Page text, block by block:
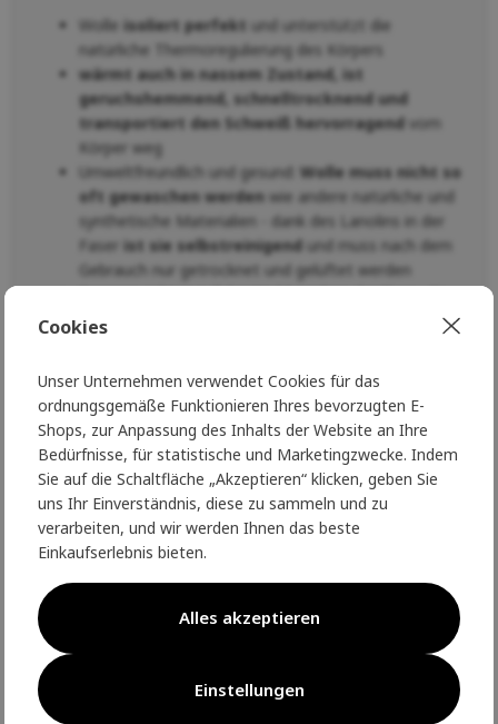
Wolle isoliert perfekt und unterstützt die
natürliche Thermoregulierung des Körpers
wärmt auch in nassem Zustand, ist
geruchshemmend, schnelltrocknend und
transportiert den Schweiß hervorragend vom
Körper weg
Umweltfreundlich und gesund: Wolle muss nicht so
oft gewaschen werden wie andere natürliche und
synthetische Materialien - dank des Lanolins in der
Faser ist sie selbstreinigend und muss nach dem
Gebrauch nur getrocknet und gelüftet werden
Wollproduktion erfolgt nach dem RWS (Responsible
Sie können sich einfach auf Bergans verlassen,
genau wie die Polarforscher und Abenteurer, für die
Bergans seit 1908 mit Liebe zur Natur Kleidung und
Ausrüstung herstellt.
Parameter
100% Merinowolle
Faser
Gewicht
: 380 g (Herrengröße L), 320 g (Damengröße M)
Pflege
Um die hervorragenden Eigenschaften der Wolle so lange
Cookies
Unser Unternehmen verwendet Cookies für das
ordnungsgemäße Funktionieren Ihres bevorzugten E-
Shops, zur Anpassung des Inhalts der Website an Ihre
Bedürfnisse, für statistische und Marketingzwecke. Indem
Sie auf die Schaltfläche „Akzeptieren“ klicken, geben Sie
uns Ihr Einverständnis, diese zu sammeln und zu
verarbeiten, und wir werden Ihnen das beste
Einkaufserlebnis bieten.
Einstellungen
Alles akzeptieren